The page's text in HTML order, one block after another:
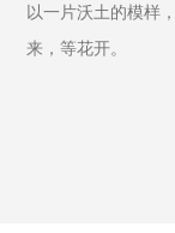
以一片沃土的模样
来，等花开。